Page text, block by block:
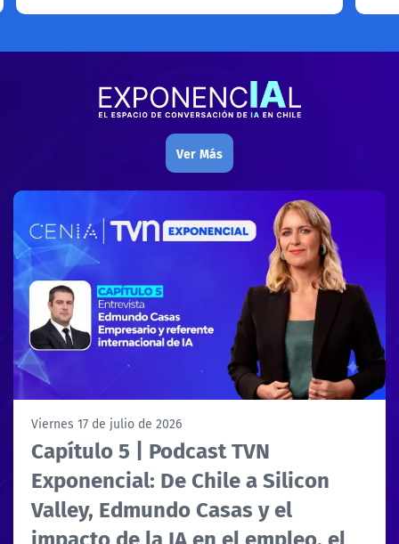
Exponencial
Ver Más
Viernes 17 de julio de 2026
Capítulo 5 | Podcast TVN
Exponencial: De Chile a Silicon
Valley, Edmundo Casas y el